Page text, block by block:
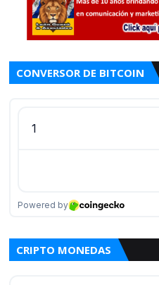
CONVERSOR DE BITCOIN
CRIPTO MONEDAS